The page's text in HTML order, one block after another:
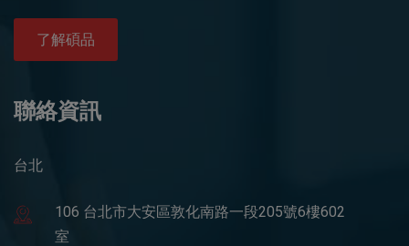
了解碩品
聯絡資訊
台北
106 台北市大安區敦化南路一段205號6樓602
室